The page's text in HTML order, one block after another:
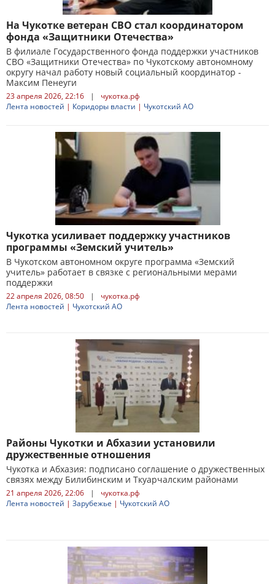
На Чукотке ветеран СВО стал координатором
фонда «Защитники Отечества»
В филиале Государственного фонда поддержки участников
СВО «Защитники Отечества» по Чукотскому автономному
округу начал работу новый социальный координатор -
Максим Пенеуги
23 апреля 2026, 22:16 |
чукотка.рф
Лента новостей | Коридоры власти | Чукотский АО
Чукотка усиливает поддержку участников
программы «Земский учитель»
В Чукотском автономном округе программа «Земский
учитель» работает в связке с региональными мерами
поддержки
22 апреля 2026, 08:50 |
чукотка.рф
Лента новостей | Чукотский АО
Районы Чукотки и Абхазии установили
дружественные отношения
Чукотка и Абхазия: подписано соглашение о дружественных
связях между Билибинским и Ткуарчалским районами
21 апреля 2026, 22:06 |
чукотка.рф
Лента новостей | Зарубежье | Чукотский АО